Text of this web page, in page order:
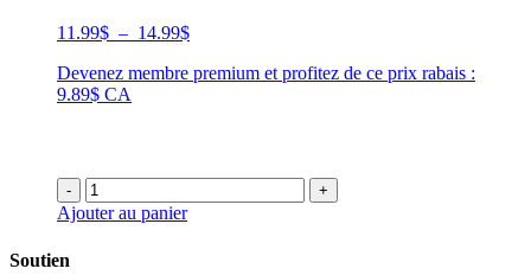
11.99$ – 14.99$Plage
prix :
Devenez membre premium et profitez de ce prix rabais :
9.89$ CA
- +
Ajouter au panier
Soutien